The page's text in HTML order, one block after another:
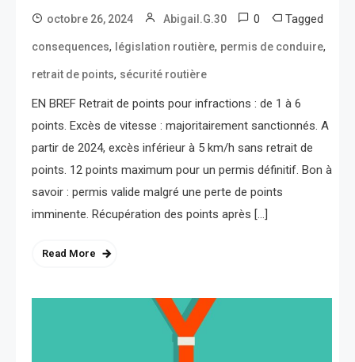
octobre 26, 2024 Abigail.G.30 0 Tagged
consequences, législation routière, permis de conduire,
retrait de points, sécurité routière
EN BREF Retrait de points pour infractions : de 1 à 6
points. Excès de vitesse : majoritairement sanctionnés. A
partir de 2024, excès inférieur à 5 km/h sans retrait de
points. 12 points maximum pour un permis définitif. Bon à
savoir : permis valide malgré une perte de points
imminente. Récupération des points après […]
Read More